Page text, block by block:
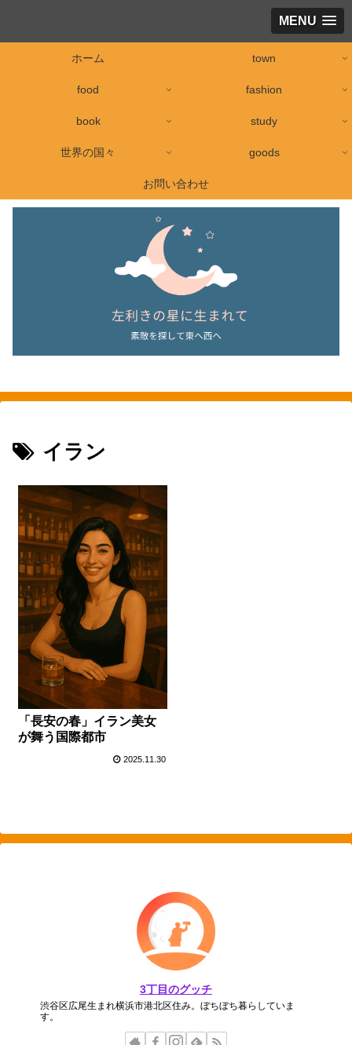
MENU
ホーム town
food fashion
book study
世界の国々 goods
お問い合わせ
イラン
「長安の春」イラン美女
が舞う国際都市
2025.11.30
3丁目のグッチ
渋谷区広尾生まれ横浜市港北区住み。ぼちぼち暮らしていま
す。